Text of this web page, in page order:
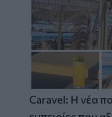
Caravel: Η νέα